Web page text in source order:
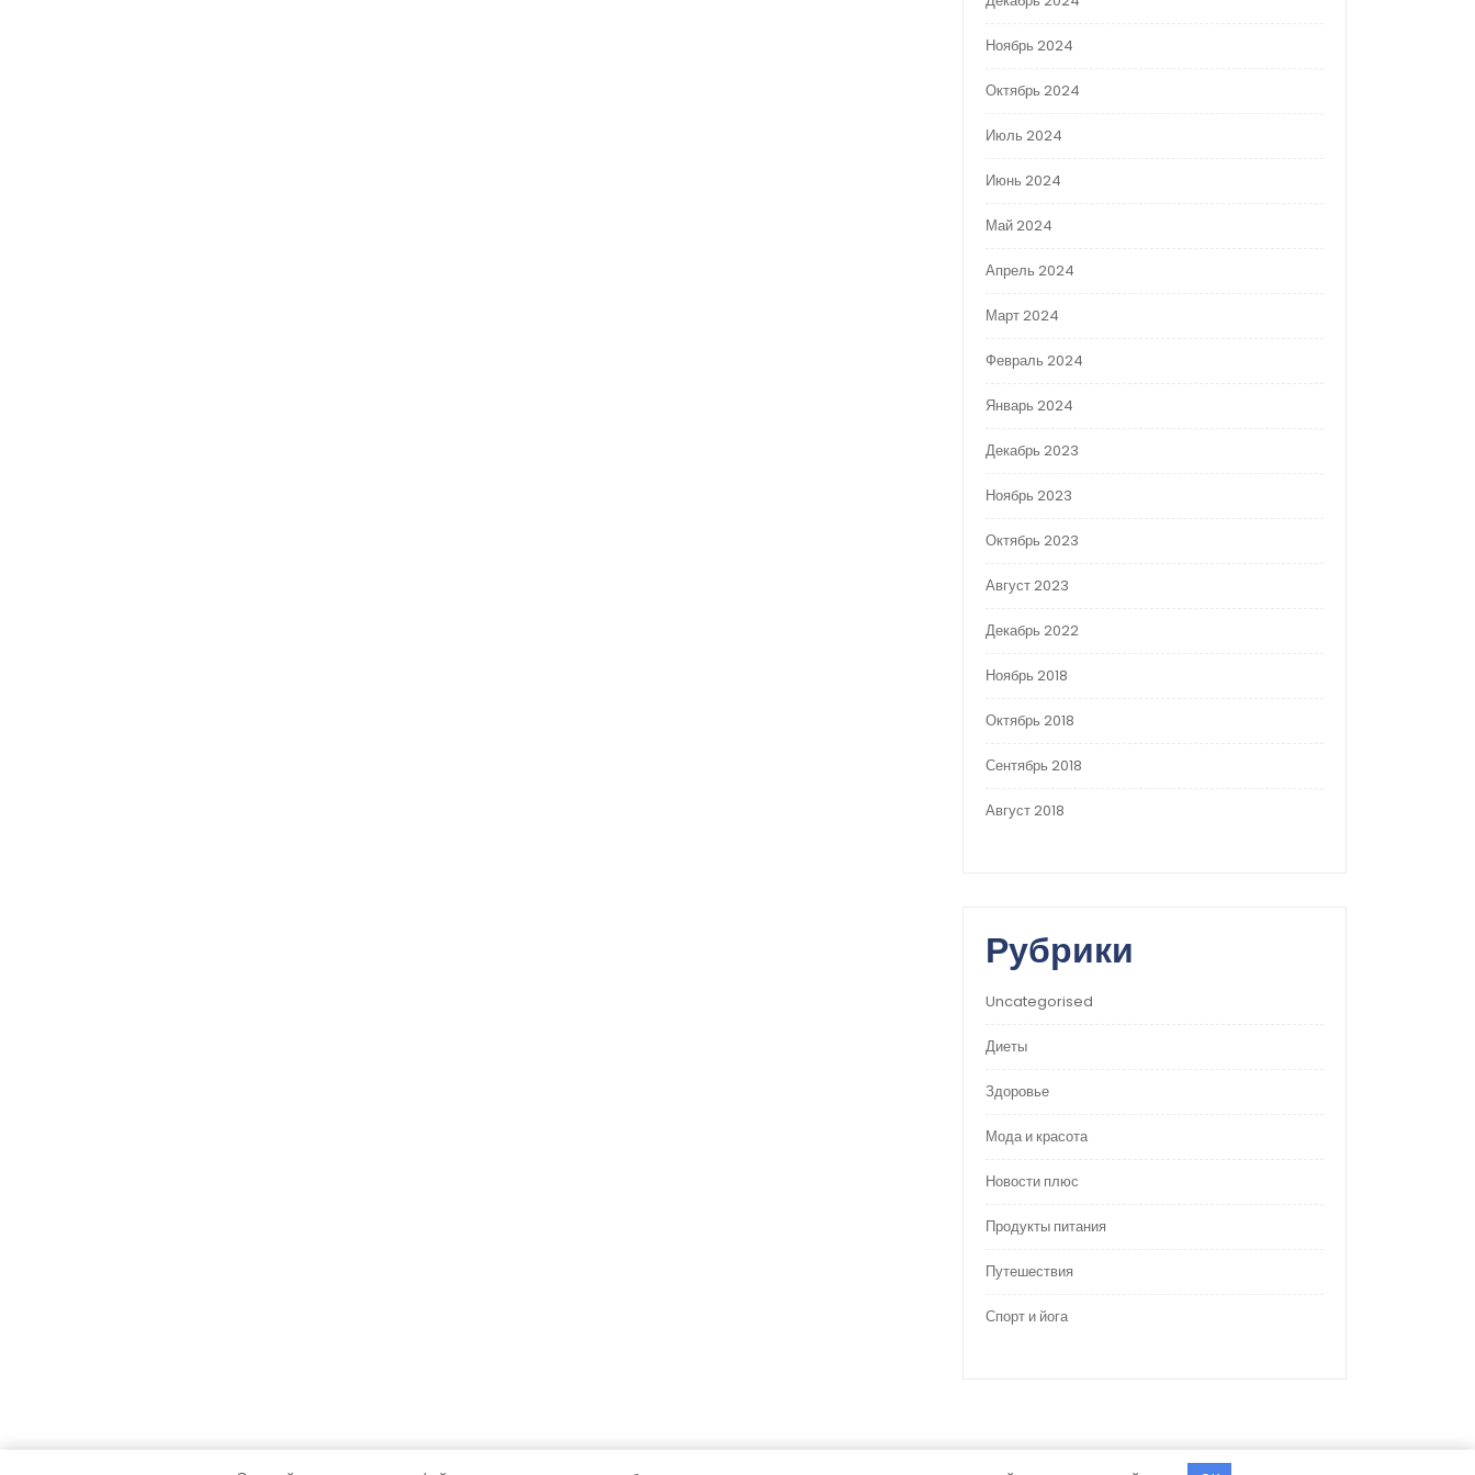
Ноябрь 2024
Октябрь 2024
Июль 2024
Июнь 2024
Май 2024
Апрель 2024
Март 2024
Февраль 2024
Январь 2024
Декабрь 2023
Ноябрь 2023
Октябрь 2023
Август 2023
Декабрь 2022
Ноябрь 2018
Октябрь 2018
Сентябрь 2018
Август 2018
Рубрики
Uncategorised
Диеты
Здоровье
Мода и красота
Новости плюс
Продукты питания
Путешествия
Спорт и йога